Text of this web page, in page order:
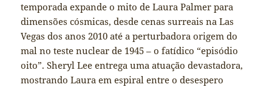
temporada expande o mito de Laura Palmer para
dimensões cósmicas, desde cenas surreais na Las
Vegas dos anos 2010 até a perturbadora origem do
mal no teste nuclear de 1945 – o fatídico “episódio
oito”. Sheryl Lee entrega uma atuação devastadora,
mostrando Laura em espiral entre o desespero